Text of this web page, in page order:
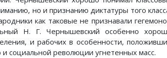
но и признанию диктатуры того
как таковые не признавали
Н. Г. Чернышевский особенно
и рабочих в особенности,
социальной революции угнетенных масс.